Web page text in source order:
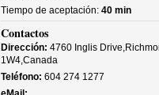
Tiempo de aceptación: 40 min
Contactos
Dirección: 4760 Inglis
1W4,Canada
Teléfono: 604 274 1277